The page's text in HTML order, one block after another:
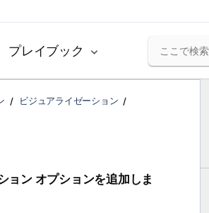
プレイブック
ビジュアライゼーション
ョン オプションを追加しま